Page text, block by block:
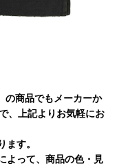
の商品でもメーカーか
、上記よりお気軽にお
す。
よって、商品の色・見